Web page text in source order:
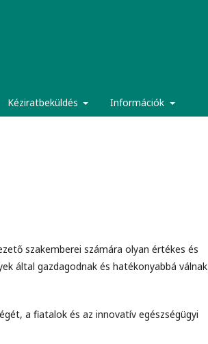
Kéziratbeküldés Információk
szakemberei számára olyan értékes és
által gazdagodnak és hatékonyabbá válnak
a fiatalok és az innovatív egészségügyi